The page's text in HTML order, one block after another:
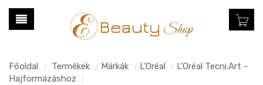
Főoldal / Termékek / Márkák / L’Oréal / L'Oréal Tecni.Art -
Hajformázáshoz
/